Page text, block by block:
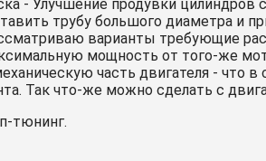
- Улучшение продувки цилиндров
трубу большого диаметра и
варианты требующие
мощность от того-же
часть двигателя - что
Так что-же можно сделать с
тюнинг.